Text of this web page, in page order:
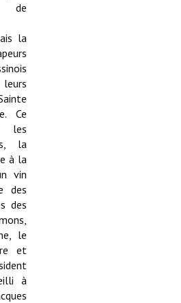
de
la
Ce
les
la
à la
vin
des
des
le
et
à